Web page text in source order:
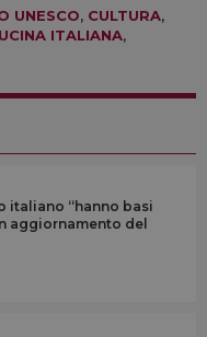
UNESCO, CULTURA,
ITALIANA,
italiano “hanno basi
aggiornamento del